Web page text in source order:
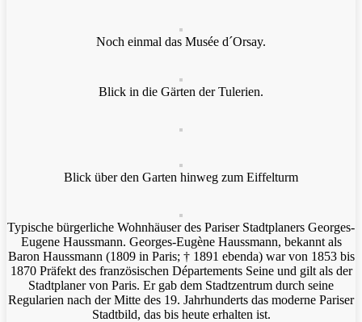
Noch einmal das Musée d´Orsay.
Blick in die Gärten der Tulerien.
Blick über den Garten hinweg zum Eiffelturm
Typische bürgerliche Wohnhäuser des Pariser Stadtplaners Georges-
Eugene Haussmann. Georges-Eugène Haussmann, bekannt als
Baron Haussmann (1809 in Paris; † 1891 ebenda) war von 1853 bis
1870 Präfekt des französischen Départements Seine und gilt als der
Stadtplaner von Paris. Er gab dem Stadtzentrum durch seine
Regularien nach der Mitte des 19. Jahrhunderts das moderne Pariser
Stadtbild, das bis heute erhalten ist.